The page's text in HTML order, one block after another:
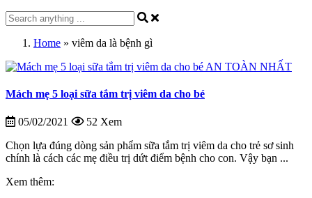
Home » viêm da là bệnh gì
Mách mẹ 5 loại sữa tắm trị viêm da cho bé
05/02/2021 52 Xem
Chọn lựa đúng dòng sản phẩm sữa tắm trị viêm da cho trẻ sơ sinh
chính là cách các mẹ điều trị dứt điểm bệnh cho con. Vậy bạn ...
Xem thêm: